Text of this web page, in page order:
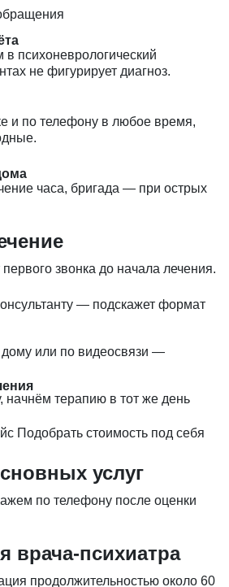
психоневрологический
не фигурирует диагноз.
и по телефону в любое время,
часа, бригада — при острых
звонка до начала лечения.
— подскажет формат
или по видеосвязи —
начнём терапию в тот же день
Подобрать стоимость под себя
услуг
по телефону после оценки
врача-психиатра
продолжительностью около 60